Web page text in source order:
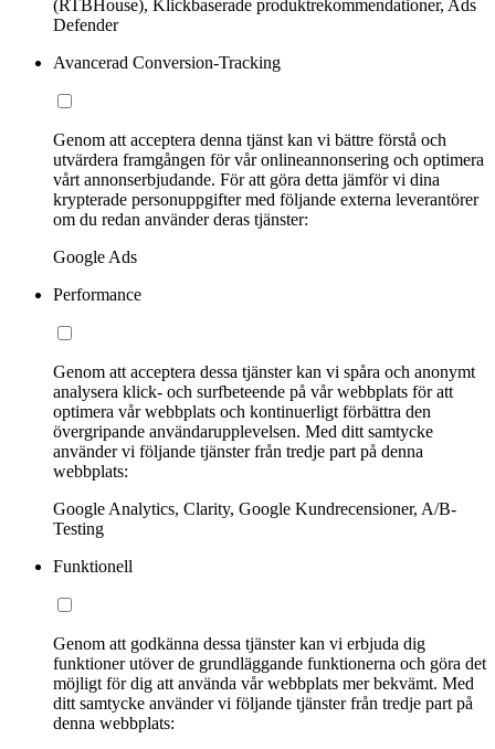
(RTBHouse), Klickbaserade produktrekommendationer, Ads
Defender
Avancerad Conversion-Tracking
Genom att acceptera denna tjänst kan vi bättre förstå och
utvärdera framgången för vår onlineannonsering och optimera
vårt annonserbjudande. För att göra detta jämför vi dina
krypterade personuppgifter med följande externa leverantörer
om du redan använder deras tjänster:
Google Ads
Performance
Genom att acceptera dessa tjänster kan vi spåra och anonymt
analysera klick- och surfbeteende på vår webbplats för att
optimera vår webbplats och kontinuerligt förbättra den
övergripande användarupplevelsen. Med ditt samtycke
använder vi följande tjänster från tredje part på denna
webbplats:
Google Analytics, Clarity, Google Kundrecensioner, A/B-
Testing
Funktionell
Genom att godkänna dessa tjänster kan vi erbjuda dig
funktioner utöver de grundläggande funktionerna och göra det
möjligt för dig att använda vår webbplats mer bekvämt. Med
ditt samtycke använder vi följande tjänster från tredje part på
denna webbplats: